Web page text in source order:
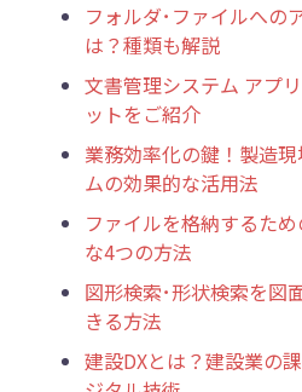
フォルダ･ファイルへの
は？種類も解説
文書管理システム アプ
ットをご紹介
業務効率化の鍵！製造
ムの効果的な活用法
ファイルを格納するた
な4つの方法
図形検索･形状検索を図
きる方法
建設DXとは？建設業の